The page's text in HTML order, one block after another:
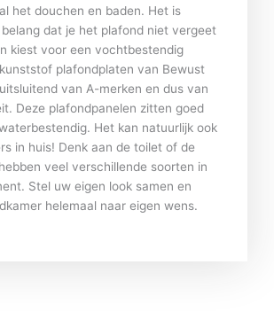
het douchen en baden. Het is
dat je het plafond niet vergeet
kiest voor een vochtbestendig
plafondplaten van Bewust
van A-merken en dus van
Deze plafondpanelen zitten goed
Het kan natuurlijk ook
in huis! Denk aan de toilet of de
veel verschillende soorten in
Stel uw eigen look samen en
helemaal naar eigen wens.